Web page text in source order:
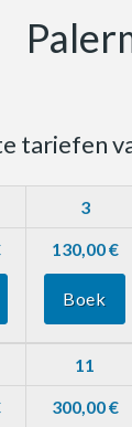
tariefen
3
130,00 €
Boek
11
300,00 €